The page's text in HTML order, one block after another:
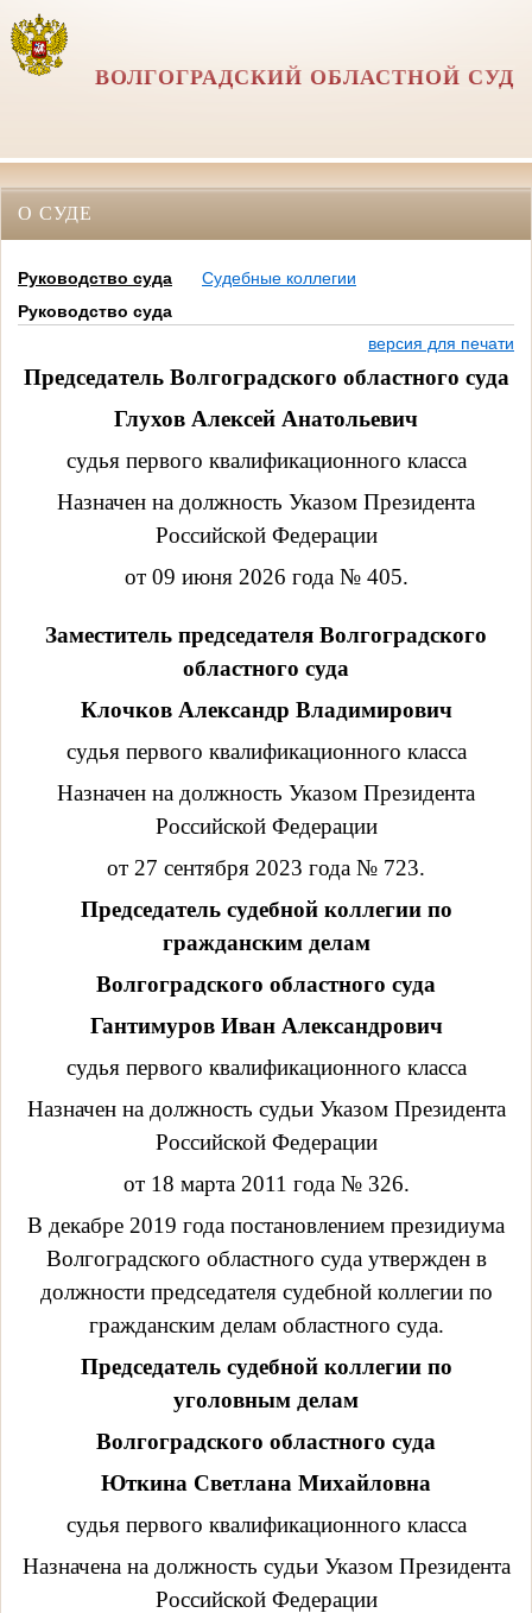
ВОЛГОГРАДСКИЙ ОБЛАСТНОЙ СУД
О СУДЕ
Руководство суда
Судебные коллегии
Руководство суда
версия для печати
Председатель Волгоградского областного суда
Глухов Алексей Анатольевич
судья первого квалификационного класса
Назначен на должность Указом Президента
Российской Федерации
от 09 июня 2026 года № 405.
Заместитель председателя Волгоградского
областного суда
Клочков Александр Владимирович
судья первого квалификационного класса
Назначен на должность Указом Президента
Российской Федерации
от 27 сентября 2023 года № 723.
Председатель судебной коллегии по
гражданским делам
Волгоградского областного суда
Гантимуров Иван Александрович
судья первого квалификационного класса
Назначен на должность судьи Указом Президента
Российской Федерации
от 18 марта 2011 года № 326.
В декабре 2019 года постановлением президиума
Волгоградского областного суда утвержден в
должности председателя судебной коллегии по
гражданским делам областного суда.
Председатель судебной коллегии по
уголовным делам
Волгоградского областного суда
Юткина Светлана Михайловна
судья первого квалификационного класса
Назначена на должность судьи Указом Президента
Российской Федерации